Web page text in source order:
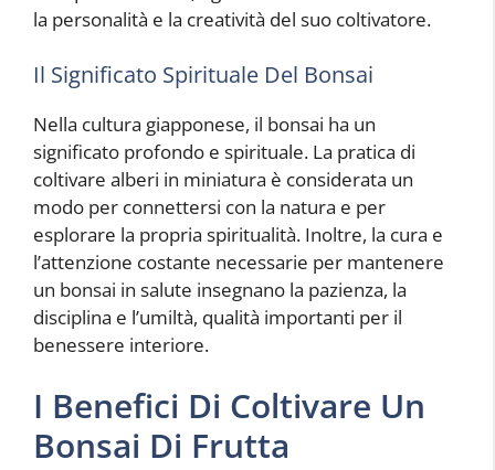
la personalità e la creatività del suo coltivatore.
Il Significato Spirituale Del Bonsai
Nella cultura giapponese, il bonsai ha un
significato profondo e spirituale. La pratica di
coltivare alberi in miniatura è considerata un
modo per connettersi con la natura e per
esplorare la propria spiritualità. Inoltre, la cura e
l’attenzione costante necessarie per mantenere
un bonsai in salute insegnano la pazienza, la
disciplina e l’umiltà, qualità importanti per il
benessere interiore.
I Benefici Di Coltivare Un
Bonsai Di Frutta